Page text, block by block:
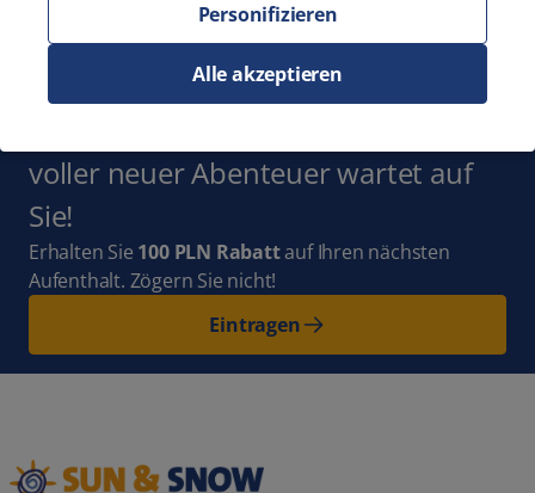
Abonnieren Sie
den Newsletterund bleiben Sie mit
voller neuer Abenteuer wartet auf
Sie!
Erhalten Sie 100 PLN Rabattauf Ihren nächsten
Aufenthalt. Zögern Sie nicht!
Eintragen
Personifizieren
Alle akzeptieren